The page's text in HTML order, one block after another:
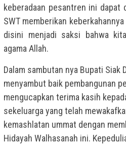
keberadaan pesantren ini dapat
SWT memberikan
disini menjadi saksi bahwa
agama Allah.
Dalam sambutan nya Bupati Siak
menyambut baik pembangunan
mengucapkan terima kasih
sekeluarga yang telah
kemashlatan ummat dengan
Hidayah Walhasanah ini.